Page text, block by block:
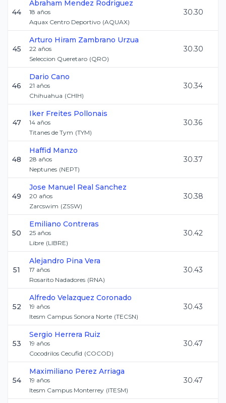
44
Abraham Mendez Rodriguez
18 años
Aquax Centro Deportivo (AQUAX)
30.30
45
Arturo Hiram Zambrano Urzua
22 años
Seleccion Queretaro (QRO)
30.30
46
Dario Cano
21 años
Chihuahua (CHIH)
30.34
47
Iker Freites Pollonais
14 años
Titanes de Tym (TYM)
30.36
48
Haffid Manzo
28 años
Neptunes (NEPT)
30.37
49
Jose Manuel Real Sanchez
20 años
Zarcswim (ZSSW)
30.38
50
Emiliano Contreras
25 años
Libre (LIBRE)
30.42
51
Alejandro Pina Vera
17 años
Rosarito Nadadores (RNA)
30.43
52
Alfredo Velazquez Coronado
19 años
Itesm Campus Sonora Norte (TECSN)
30.43
53
Sergio Herrera Ruiz
19 años
Cocodrilos Cecufid (COCOD)
30.47
54
Maximiliano Perez Arriaga
19 años
Itesm Campus Monterrey (ITESM)
30.47